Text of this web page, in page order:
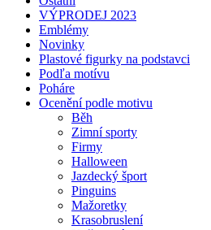
VÝPRODEJ 2023
Emblémy
Novinky
Plastové figurky na podstavci
Podľa motívu
Poháre
Ocenění podle motivu
Běh
Zimní sporty
Firmy
Halloween
Jazdecký šport
Pinguins
Mažoretky
Krasobruslení